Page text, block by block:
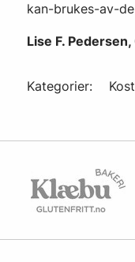
kan-brukes-av-
Lise F.
Kategorier: